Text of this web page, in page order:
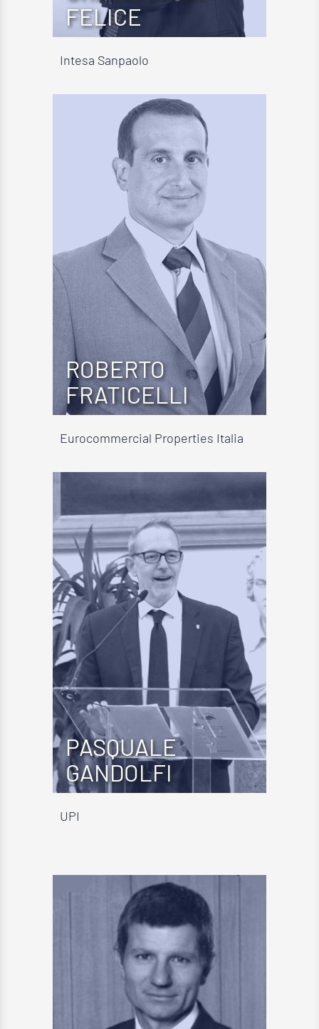
FELICE
Intesa Sanpaolo
ROBERTO
FRATICELLI
Eurocommercial Properties Italia
PASQUALE
GANDOLFI
UPI